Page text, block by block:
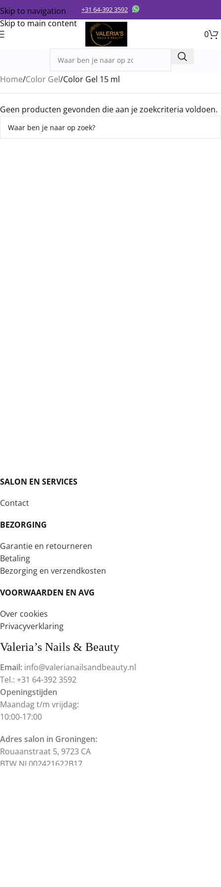
Skip to navigation
Skip to main content
+31 64-392 3592
0
Home Color Gel Color Gel 15 ml
Geen producten gevonden die aan je zoekcriteria voldoen.
SALON EN SERVICES
Contact
BEZORGING
Garantie en retourneren
Betaling
Bezorging en verzendkosten
VOORWAARDEN EN AVG
Over cookies
Privacyverklaring
Valeria’s Nails & Beauty
Email: info@valerianailsandbeauty.nl
Tel.: +31 64-392 3592
Openingstijden
Maandag t/m vrijdag:
10:00-17:00
Adres salon in Groningen:
Rouaanstraat 5, 9723 CA
BTW NL002421622B17